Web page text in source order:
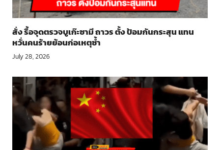
สั่ง รื้อจุดตรวจบูเก๊ะซามี ถาวร ตั้ง ป้อมกันกระสุน แทน
หวั่นคนร้ายย้อนก่อเหตุซ้ำ
July 28, 2026